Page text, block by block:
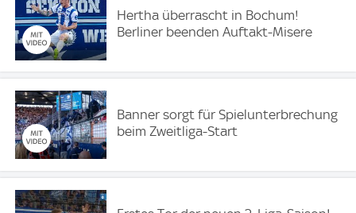
Hertha überrascht in Bochum!
Berliner beenden Auftakt-Misere
Banner sorgt für Spielunterbrechung
beim Zweitliga-Start